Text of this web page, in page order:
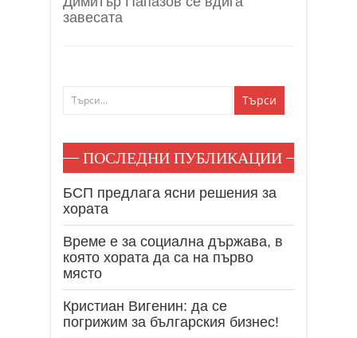
завесата
ПОСЛЕДНИ ПУБЛИКАЦИИ
БСП предлага ясни решения за
хората
Време е за социална държава, в
която хората да са на първо
място
Кристиан Вигенин: да се
погрижим за българския бизнес!